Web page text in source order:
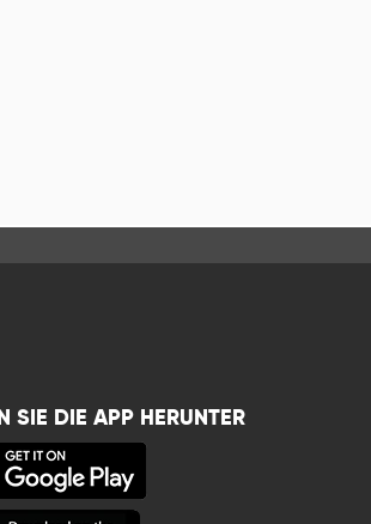
SIE DIE APP HERUNTER